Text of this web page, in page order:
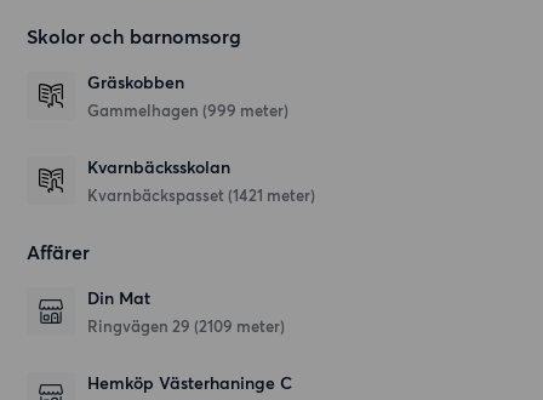
Skolor och barnomsorg
Gräskobben
Gammelhagen (999 meter)
Kvarnbäcksskolan
Kvarnbäckspasset (1421 meter)
Affärer
Din Mat
Ringvägen 29 (2109 meter)
Hemköp Västerhaninge C